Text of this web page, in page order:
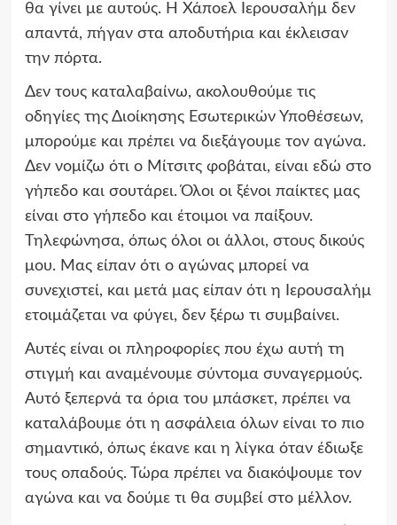
θα γίνει με αυτούς. Η Χάποελ Ιερουσαλήμ δεν
απαντά, πήγαν στα αποδυτήρια και έκλεισαν
την πόρτα.
Δεν τους καταλαβαίνω, ακολουθούμε τις
οδηγίες της Διοίκησης Εσωτερικών Υποθέσεων,
μπορούμε και πρέπει να διεξάγουμε τον αγώνα.
Δεν νομίζω ότι ο Μίτσιτς φοβάται, είναι εδώ στο
γήπεδο και σουτάρει. Όλοι οι ξένοι παίκτες μας
είναι στο γήπεδο και έτοιμοι να παίξουν.
Τηλεφώνησα, όπως όλοι οι άλλοι, στους δικούς
μου. Μας είπαν ότι ο αγώνας μπορεί να
συνεχιστεί, και μετά μας είπαν ότι η Ιερουσαλήμ
ετοιμάζεται να φύγει, δεν ξέρω τι συμβαίνει.
Αυτές είναι οι πληροφορίες που έχω αυτή τη
στιγμή και αναμένουμε σύντομα συναγερμούς.
Αυτό ξεπερνά τα όρια του μπάσκετ, πρέπει να
καταλάβουμε ότι η ασφάλεια όλων είναι το πιο
σημαντικό, όπως έκανε και η λίγκα όταν έδιωξε
τους οπαδούς. Τώρα πρέπει να διακόψουμε τον
αγώνα και να δούμε τι θα συμβεί στο μέλλον.